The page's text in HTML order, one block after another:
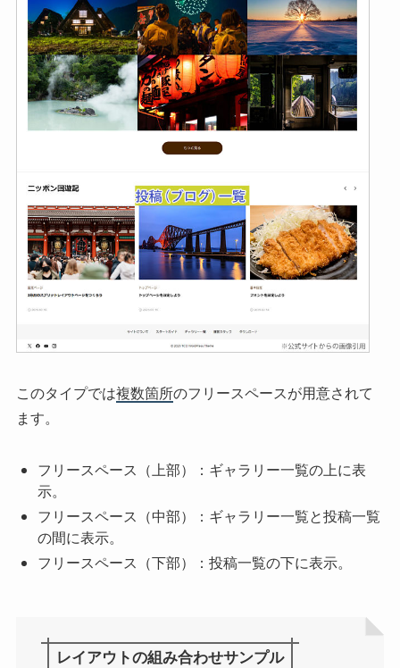
このタイプでは複数箇所のフリースペースが用意されて
ます。
フリースペース（上部）：ギャラリー一覧の上に表
示。
フリースペース（中部）：ギャラリー一覧と投稿一覧
の間に表示。
フリースペース（下部）：投稿一覧の下に表示。
レイアウトの組み合わせサンプル